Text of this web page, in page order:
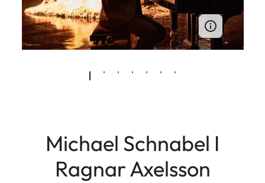
Michael Schnabel I
Ragnar Axelsson